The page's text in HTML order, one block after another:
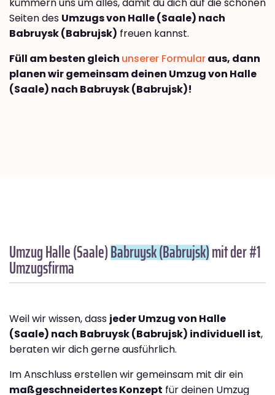
kümmern uns um alles, damit du dich auf die schönen
Seiten des Umzugs von Halle (Saale) nach
Babruysk (Babrujsk) freuen kannst.
Füll am besten gleich unserer Formularaus, dann
planen wir gemeinsam deinen Umzug von Halle
(Saale) nach Babruysk (Babrujsk)!
Umzug Halle (Saale)Babruysk (Babrujsk)mit der #1
Umzugsfirma
Weil wir wissen, dass jeder Umzug von Halle
(Saale) nach Babruysk (Babrujsk) individuell ist,
beraten wir dich gerne ausführlich.
Im Anschluss erstellen wir gemeinsam mit dir ein
maßgeschneidertes Konzept für deinen Umzug